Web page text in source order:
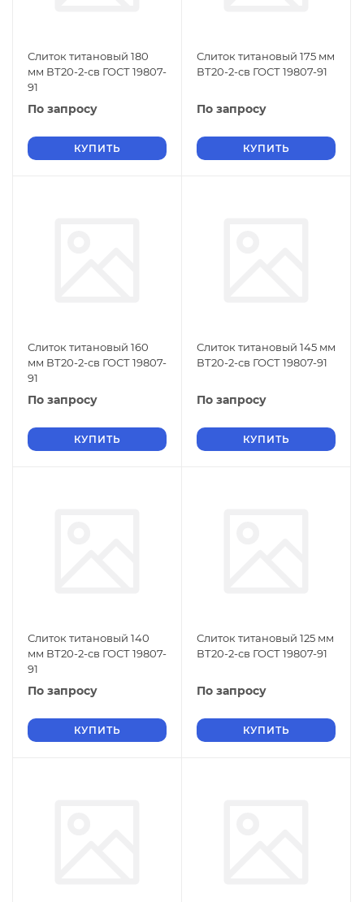
Слиток титановый 180
мм ВТ20-2-св ГОСТ 19807-
91
По запросу
КУПИТЬ
Слиток титановый 175 мм
ВТ20-2-св ГОСТ 19807-91
По запросу
КУПИТЬ
Слиток титановый 160
мм ВТ20-2-св ГОСТ 19807-
91
По запросу
КУПИТЬ
Слиток титановый 145 мм
ВТ20-2-св ГОСТ 19807-91
По запросу
КУПИТЬ
Слиток титановый 140
мм ВТ20-2-св ГОСТ 19807-
91
По запросу
КУПИТЬ
Слиток титановый 125 мм
ВТ20-2-св ГОСТ 19807-91
По запросу
КУПИТЬ